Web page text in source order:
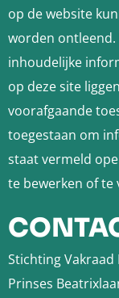
op de website
worden
inhoudelijke
op deze site
voorafgaande
toegestaan om
staat vermeld
te bewerken of te
Stichting Vakraad
Prinses